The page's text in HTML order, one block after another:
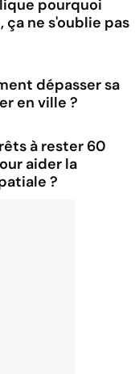
pourquoi
ça ne s'oublie pas
dépasser sa
en ville ?
à rester 60
aider la
?